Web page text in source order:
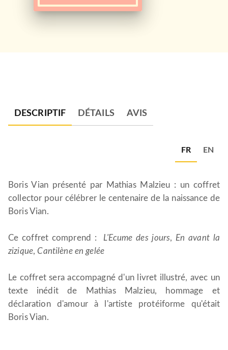
DESCRIPTIF DÉTAILS AVIS
FR EN
Boris Vian présenté par Mathias Malzieu : un coffret
collector pour célébrer le centenaire de la naissance de
Boris Vian.
Ce coffret comprend : L'Ecume des jours, En avant la
zizique,Cantilène en gelée
Le coffret sera accompagné d'un livret illustré, avec un
texte inédit de Mathias Malzieu, hommage et
déclaration d'amour à l'artiste protéiforme qu'était
Boris Vian.